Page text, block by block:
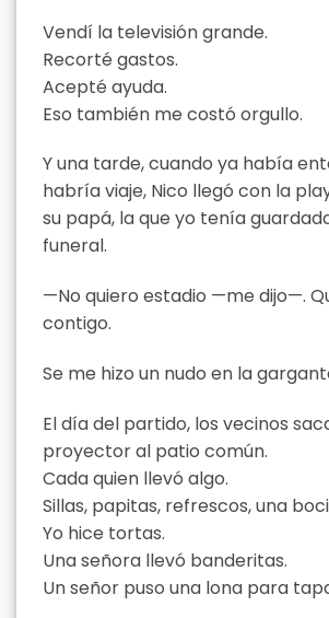
Vendí la televisión grande.
Recorté gastos.
Acepté ayuda.
Eso también me costó orgullo.
Y una tarde, cuando ya había
habría viaje, Nico llegó con la
su papá, la que yo tenía
funeral.
—No quiero estadio —me dijo—.
contigo.
Se me hizo un nudo en la
El día del partido, los vecinos
proyector al patio común.
Cada quien llevó algo.
Sillas, papitas, refrescos, una
Yo hice tortas.
Una señora llevó banderitas.
Un señor puso una lona para